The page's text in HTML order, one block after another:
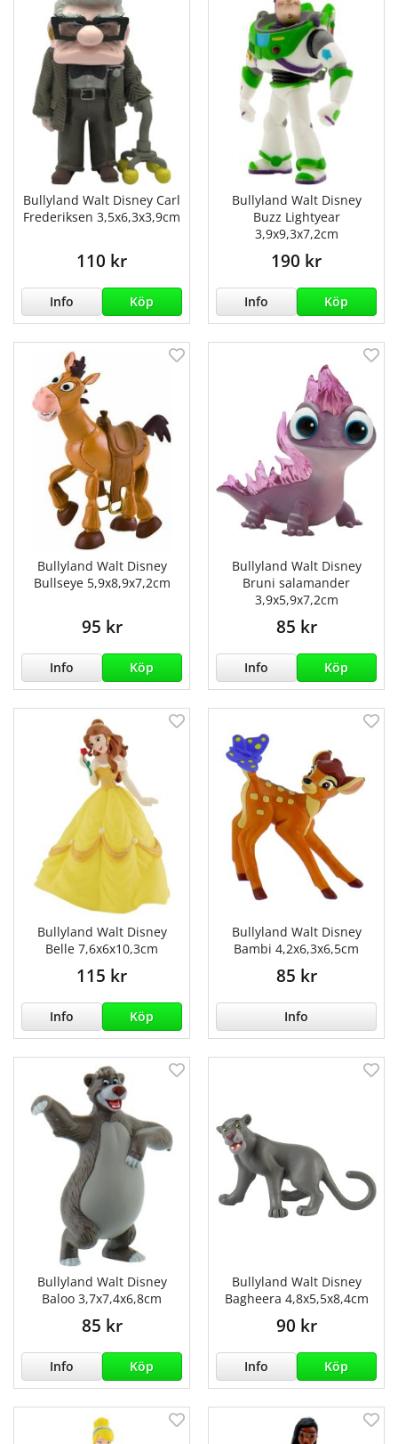
Bullyland Walt Disney Carl
Frederiksen 3,5x6,3x3,9cm
110 kr
Info Köp
Bullyland Walt Disney
Buzz Lightyear
3,9x9,3x7,2cm
190 kr
Info Köp
Bullyland Walt Disney
Bullseye 5,9x8,9x7,2cm
95 kr
Info Köp
Bullyland Walt Disney
Bruni salamander
3,9x5,9x7,2cm
85 kr
Info Köp
Bullyland Walt Disney
Belle 7,6x6x10,3cm
115 kr
Info Köp
Bullyland Walt Disney
Bambi 4,2x6,3x6,5cm
85 kr
Info
Bullyland Walt Disney
Baloo 3,7x7,4x6,8cm
85 kr
Info Köp
Bullyland Walt Disney
Bagheera 4,8x5,5x8,4cm
90 kr
Info Köp